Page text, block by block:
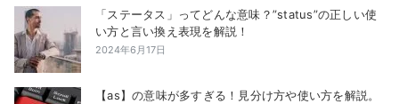
「ステータス」ってどんな意味？”status”の正しい使
い方と言い換え表現を解説！
2024年6月17日
【as】の意味が多すぎる！見分け方や使い方を解説。